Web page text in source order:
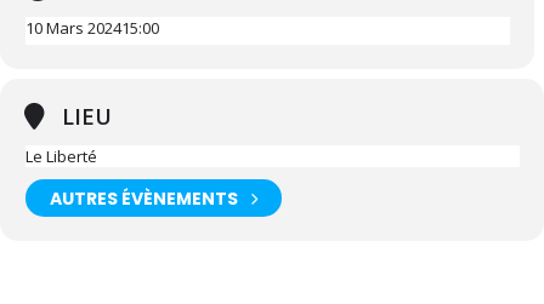
10 Mars 202415:00
LIEU
Le Liberté
AUTRES ÉVÈNEMENTS